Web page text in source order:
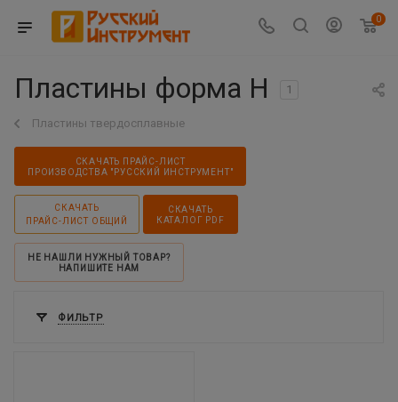
0
Пластины форма H 1
Пластины твердосплавные
СКАЧАТЬ ПРАЙС-ЛИСТ
ПРОИЗВОДСТВА "РУССКИЙ ИНСТРУМЕНТ"
СКАЧАТЬ
ПРАЙС-ЛИСТ ОБЩИЙ
СКАЧАТЬ
КАТАЛОГ PDF
НЕ НАШЛИ НУЖНЫЙ ТОВАР?
НАПИШИТЕ НАМ
ФИЛЬТР